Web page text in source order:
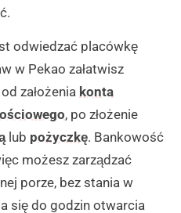
odwiedzać placówkę
w Pekao załatwisz
założenia konta
, po złożenie
lub pożyczkę. Bankowość
możesz zarządzać
porze, bez stania w
się do godzin otwarcia